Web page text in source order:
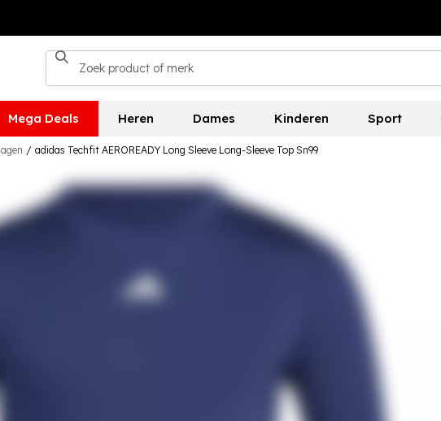
Mega Deals Heren Dames Kinderen Sport
/ adidas Techfit AEROREADY Long Sleeve Long-Sleeve Top Sn99